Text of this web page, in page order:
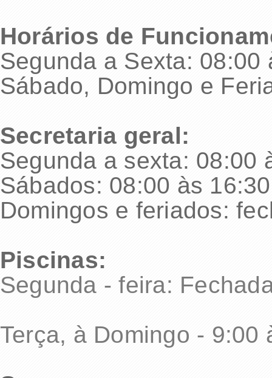
Horários de
Segunda a Sexta: 08:00
Sábado, Domingo e
Secretaria geral:
Segunda a sexta: 08:00
Sábados: 08:00 às 16:30
Domingos e feriados:
Piscinas:
Segunda - feira:
Terça, à Domingo - 9:00